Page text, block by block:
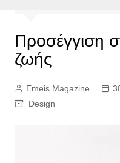
Προσέγγιση
ζωής
Emeis Magazine
Design